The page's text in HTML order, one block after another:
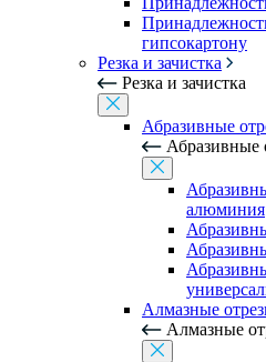
гипсокартону
Резка и зачистка
Резка и зачистка
Абразивные
Абразивные
алюминия
Алмазные
Алмазные